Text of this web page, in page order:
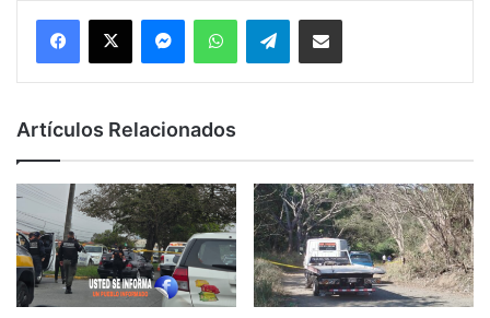
MessengerWhatsAppTelegramCompartir por correo electrónico
Artículos Relacionados